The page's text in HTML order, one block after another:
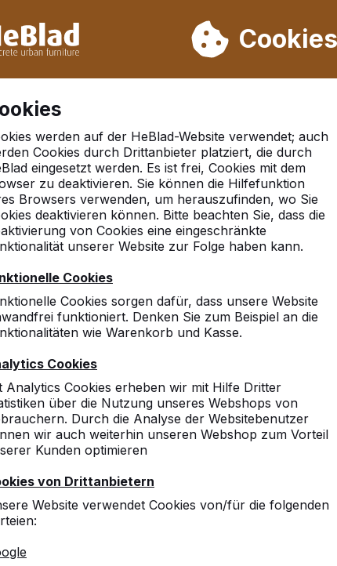
von Woche 31 bis Woche 33 nicht. Bitte
Cookies
werden auf der HeBlad-Website verwendet; auch
Cookies durch Drittanbieter platziert, die durch
eingesetzt werden. Es ist frei, Cookies mit dem
zu deaktivieren. Sie können die Hilfefunktion
Browsers verwenden, um herauszufinden, wo Sie
deaktivieren können. Bitte beachten Sie, dass die
von Cookies eine eingeschränkte
unserer Website zur Folge haben kann.
Cookies
Cookies sorgen dafür, dass unsere Website
funktioniert. Denken Sie zum Beispiel an die
wie Warenkorb und Kasse.
Cookies
Analytics Cookies erheben wir mit Hilfe Dritter
über die Nutzung unseres Webshops von
Durch die Analyse der Websitebenutzer
wir auch weiterhin unseren Webshop zum Vorteil
Kunden optimieren
von Drittanbietern
Website verwendet Cookies von/für die folgenden
mehr als 30.000 Produkten verkauft
Von der Optik sehen die
Bin auf die Beurteilung
Rückmeldung geben.